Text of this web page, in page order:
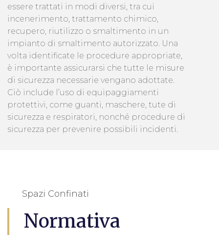
essere trattati in modi diversi, tra cui
incenerimento, trattamento chimico,
recupero, riutilizzo o smaltimento in un
impianto di smaltimento autorizzato. Una
volta identificate le procedure appropriate,
è importante assicurarsi che tutte le misure
di sicurezza necessarie vengano adottate.
Ciò include l’uso di equipaggiamenti
protettivi, come guanti, maschere, tute di
sicurezza e respiratori, nonché procedure di
sicurezza per prevenire possibili incidenti.
Spazi Confinati
Normativa